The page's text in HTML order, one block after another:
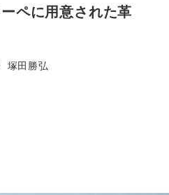
ペに用意された革
著
塚田勝弘